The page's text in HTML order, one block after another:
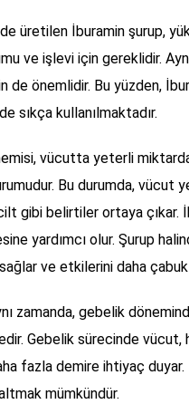
üretilen İburamin şurup,
ve işlevi için gereklidir.
de önemlidir. Bu yüzden,
sıkça kullanılmaktadır.
vücutta yeterli miktarda
Bu durumda, vücut
gibi belirtiler ortaya çıkar.
yardımcı olur. Şurup
ve etkilerini daha
zamanda, gebelik
Gebelik sürecinde vücut,
fazla demire ihtiyaç
mümkündür.